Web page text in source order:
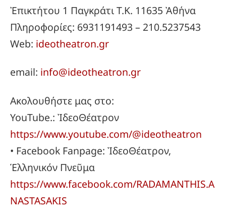
Ἐπικτήτου 1 Παγκράτι Τ.Κ. 11635 Ἀθήνα
Πληροφορίες: 6931191493 – 210.5237543
Web: ideotheatron.gr
email: info@ideotheatron.gr
Ακολουθήστε μας στο:
YouTube.: ἸδεοΘέατρον
https://www.youtube.com/@ideotheatron
• Facebook Fanpage: ἸδεοΘέατρον,
Ἑλληνικόν Πνεῦμα
https://www.facebook.com/RADAMANTHIS.A
NASTASAKIS